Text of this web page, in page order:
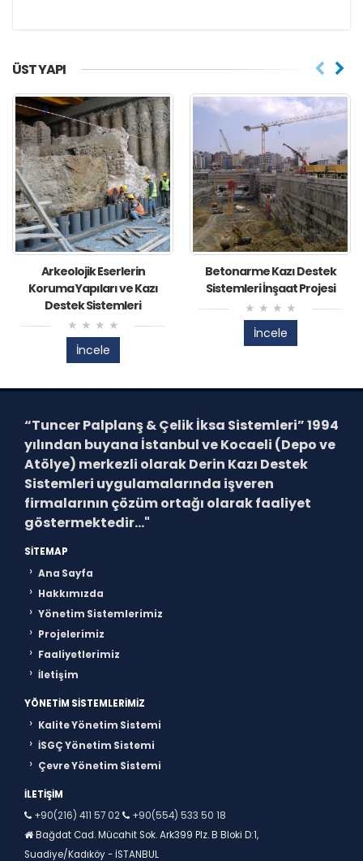
ÜST YAPI
Arkeolojik Eserlerin
Koruma Yapıları ve Kazı
Destek Sistemleri
İncele
Betonarme Kazı Destek
Sistemleri İnşaat Projesi
İncele
“Tuncer Palplanş & Çelik İksa Sistemleri”1994
yılından buyana İstanbul ve Kocaeli (Depo ve
Atölye) merkezli olarak Derin Kazı Destek
Sistemleri uygulamalarında işveren
firmalarının çözüm ortağı olarak faaliyet
göstermektedir..."
SITEMAP
Ana Sayfa
Hakkımızda
Yönetim Sistemlerimiz
Projelerimiz
Faaliyetlerimiz
İletişim
YÖNETIM SISTEMLERIMIZ
Kalite Yönetim Sistemi
İSGÇ Yönetim Sistemi
Çevre Yönetim Sistemi
İLETIŞIM
+90(216) 411 57 02
+90(554) 533 50 18
Bağdat Cad. Mücahit Sok. Ark399 Plz. B Bloki D:1,
Suadiye/Kadıköy - İSTANBUL